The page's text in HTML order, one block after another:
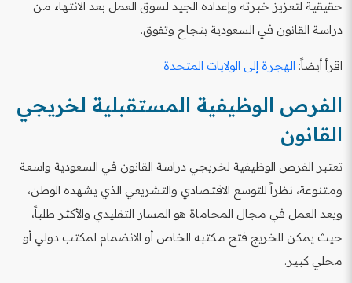
حقيقية لتعزيز خبرته وإعداده الجيد لسوق العمل بعد الانتهاء من
دراسة القانون في السعودية بنجاح وتفوق.
اقرأ أيضاً: الهجرة إلى الولايات المتحدة
الفرص الوظيفية المستقبلية لخريجي
القانون
تعتبر الفرص الوظيفية لخريجي دراسة القانون في السعودية واسعة
ومتنوعة، نظراً للتوسع الاقتصادي والتشريعي الذي يشهده الوطن،
ويعد العمل في مجال المحاماة هو المسار التقليدي والأكثر طلباً،
حيث يمكن للخريج فتح مكتبه الخاص أو الانضمام لمكتب دولي أو
محلي كبير.